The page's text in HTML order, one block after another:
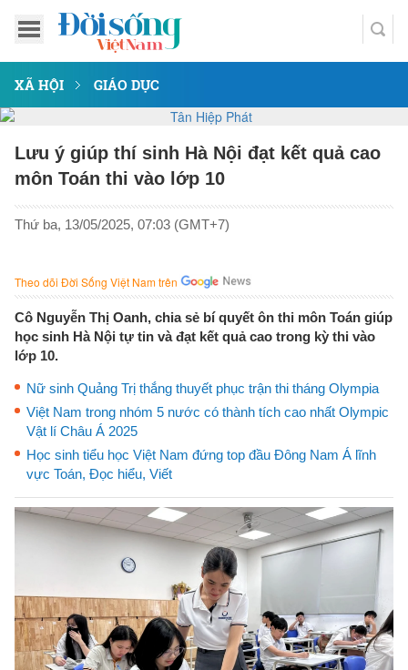
XÃ HỘI GIÁO DỤC
Lưu ý giúp thí sinh Hà Nội đạt kết quả cao
môn Toán thi vào lớp 10
Thứ ba, 13/05/2025, 07:03 (GMT+7)
Theo dõi Đời Sống Việt Nam trên
Cô Nguyễn Thị Oanh, chia sẻ bí quyết ôn thi môn Toán giúp
học sinh Hà Nội tự tin và đạt kết quả cao trong kỳ thi vào
lớp 10.
Nữ sinh Quảng Trị thắng thuyết phục trận thi tháng Olympia
Việt Nam trong nhóm 5 nước có thành tích cao nhất Olympic
Vật lí Châu Á 2025
Học sinh tiểu học Việt Nam đứng top đầu Đông Nam Á lĩnh
vực Toán, Đọc hiểu, Viết